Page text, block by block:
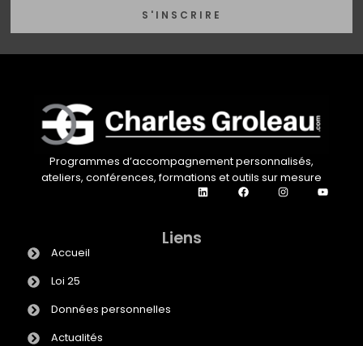
S'INSCRIRE
Programmes d’accompagnement personnalisés,
ateliers, conférences, formations et outils sur mesure
Liens
Accueil
Loi 25
Données personnelles
Actualités